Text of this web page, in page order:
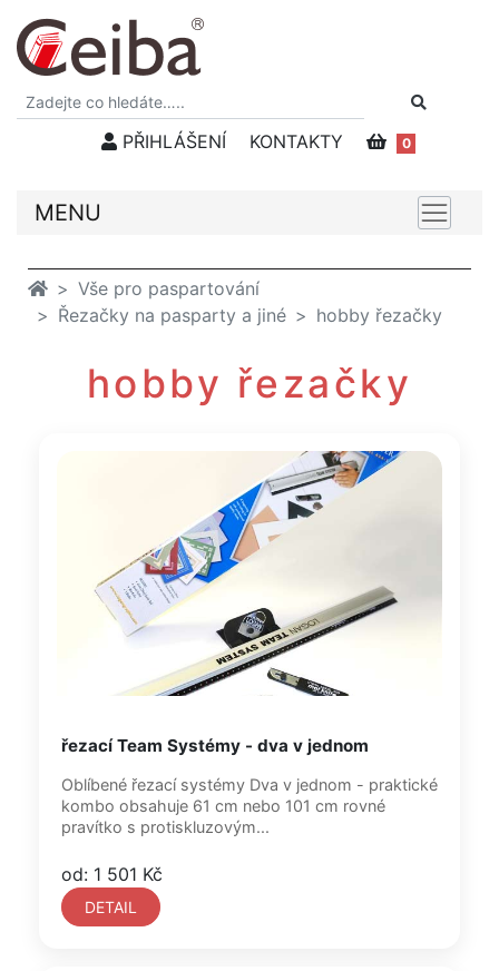
PŘIHLÁŠENÍ KONTAKTY 0
MENU
Vše pro paspartování
Řezačky na pasparty a jiné
hobby řezačky
hobby řezačky
řezací Team Systémy - dva v jednom
Oblíbené řezací systémy Dva v jednom - praktické
kombo obsahuje 61 cm nebo 101 cm rovné
pravítko s protiskluzovým...
od: 1 501 Kč
DETAIL